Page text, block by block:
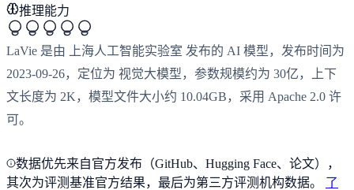
推理能力
LaVie 是由 上海人工智能实验室 发布的 AI 模型，发布时间为
2023-09-26，定位为 视觉大模型，参数规模约为 30亿，上下
文长度为 2K，模型文件大小约 10.04GB，采用 Apache 2.0 许
可。
数据优先来自官方发布（GitHub、Hugging Face、论文），
其次为评测基准官方结果，最后为第三方评测机构数据。
了